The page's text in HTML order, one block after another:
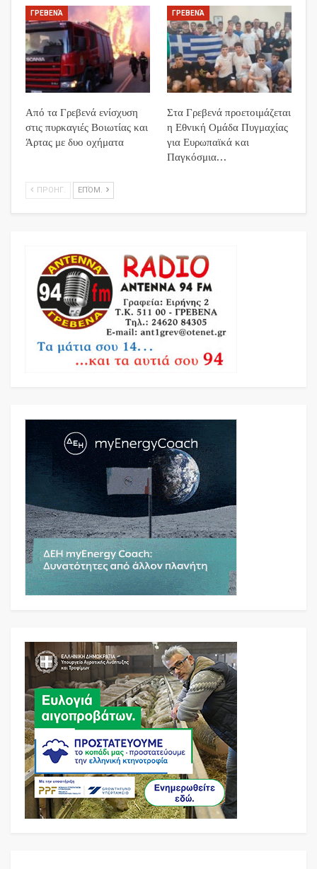
ΓΡΕΒΕΝΆ
Από τα Γρεβενά ενίσχυση
στις πυρκαγιές Βοιωτίας και
Άρτας με δυο οχήματα
ΓΡΕΒΕΝΆ
Στα Γρεβενά προετοιμάζεται
η Εθνική Ομάδα Πυγμαχίας
για Ευρωπαϊκά και
Παγκόσμια…
ΠΡΟΗΓ. ΕΠΌΜ.